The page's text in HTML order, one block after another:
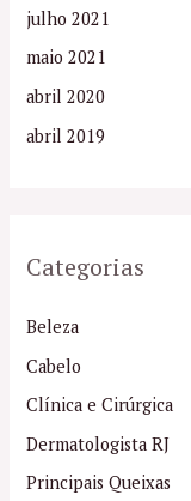
julho 2021
maio 2021
abril 2020
abril 2019
Categorias
Beleza
Cabelo
Clínica e Cirúrgica
Dermatologista RJ
Principais Queixas